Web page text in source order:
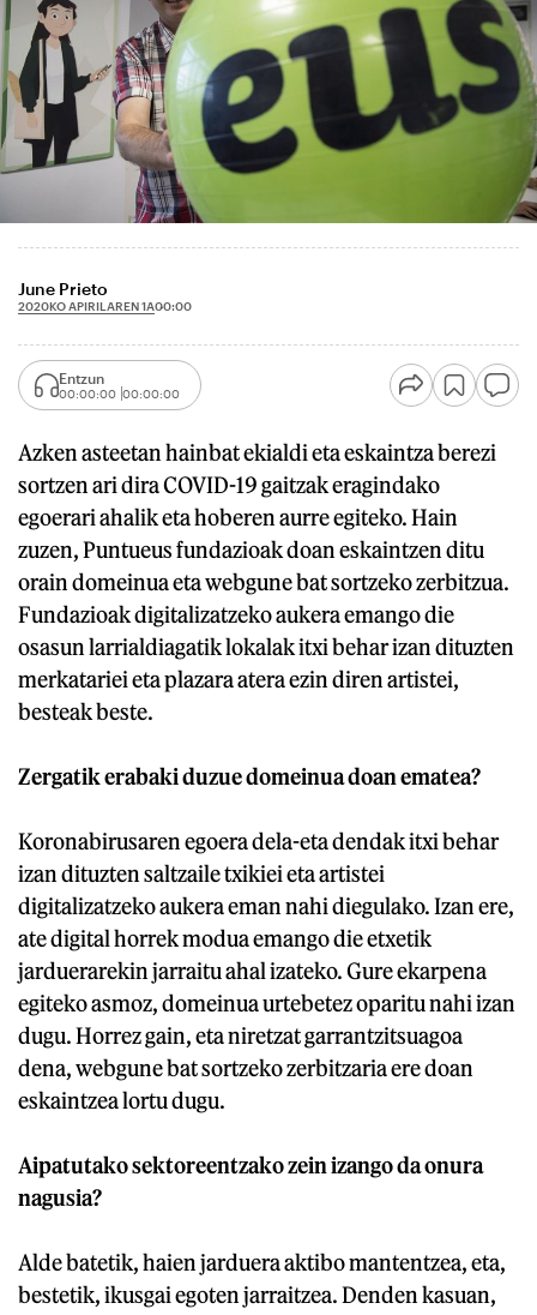
June Prieto
2020KO APIRILAREN 1A00:00
Entzun
00:00:00 00:00:00
Azken asteetan hainbat ekialdi eta eskaintza berezi
sortzen ari dira COVID-19 gaitzak eragindako
egoerari ahalik eta hoberen aurre egiteko. Hain
zuzen, Puntueus fundazioak doan eskaintzen ditu
orain domeinua eta webgune bat sortzeko zerbitzua.
Fundazioak digitalizatzeko aukera emango die
osasun larrialdiagatik lokalak itxi behar izan dituzten
merkatariei eta plazara atera ezin diren artistei,
besteak beste.
Zergatik erabaki duzue domeinua doan ematea?
Koronabirusaren egoera dela-eta dendak itxi behar
izan dituzten saltzaile txikiei eta artistei
digitalizatzeko aukera eman nahi diegulako. Izan ere,
ate digital horrek modua emango die etxetik
jarduerarekin jarraitu ahal izateko. Gure ekarpena
egiteko asmoz, domeinua urtebetez oparitu nahi izan
dugu. Horrez gain, eta niretzat garrantzitsuagoa
dena, webgune bat sortzeko zerbitzaria ere doan
eskaintzea lortu dugu.
Aipatutako sektoreentzako zein izango da onura
nagusia?
Alde batetik, haien jarduera aktibo mantentzea, eta,
bestetik, ikusgai egoten jarraitzea. Denden kasuan,